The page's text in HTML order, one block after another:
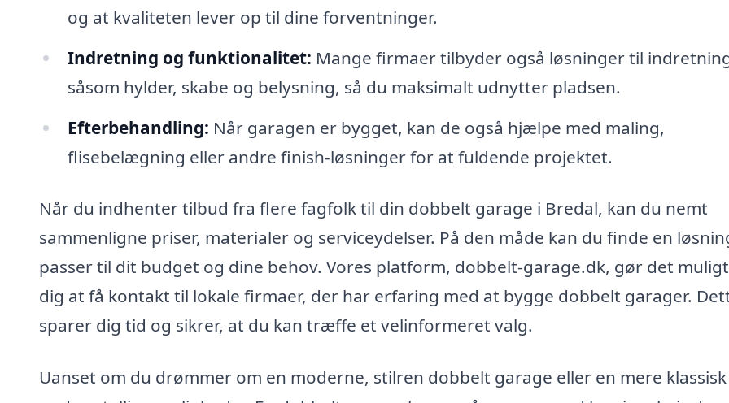
og at kvaliteten lever op til dine forventninger.
Indretning og funktionalitet: Mange firmaer tilbyder også løsninger til
såsom hylder, skabe og belysning, så du maksimalt udnytter pladsen.
Efterbehandling: Når garagen er bygget, kan de også hjælpe med maling,
flisebelægning eller andre finish-løsninger for at fuldende projektet.
Når du indhenter tilbud fra flere fagfolk til din dobbelt garage i Bredal, kan du nemt
sammenligne priser, materialer og serviceydelser. På den måde kan du finde en
passer til dit budget og dine behov. Vores platform, dobbelt-garage.dk, gør det
dig at få kontakt til lokale firmaer, der har erfaring med at bygge dobbelt garager.
sparer dig tid og sikrer, at du kan træffe et velinformeret valg.
Uanset om du drømmer om en moderne, stilren dobbelt garage eller en mere